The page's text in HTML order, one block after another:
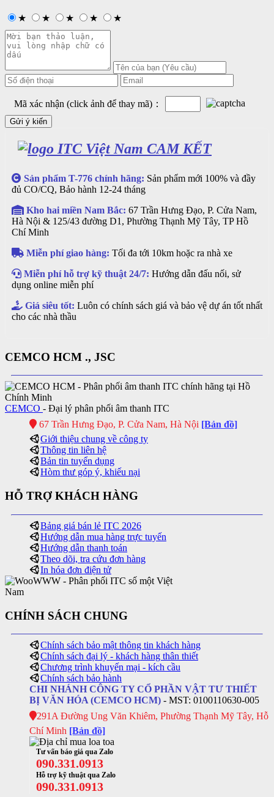
★ ★ ★ ★ ★
Mã xác nhận (click ảnh để thay mã)：
CAM KẾT
Sản phẩm T-776 chính hãng: Sản phẩm mới 100% và đầy
đủ CO/CQ, Bảo hành 12-24 tháng
Kho hai miền Nam Bắc: 67 Trần Hưng Đạo, P. Cửa Nam,
Hà Nội & 125/43 đường D1, Phường Thạnh Mỹ Tây, TP Hồ
Chí Minh
Miễn phí giao hàng: Tối đa tới 10km hoặc ra nhà xe
Miễn phí hỗ trợ kỹ thuật 24/7: Hướng dẫn đấu nối, sử
dụng online miễn phí
Giá siêu tốt: Luôn có chính sách giá và bảo vệ dự án tốt nhất
cho các nhà thầu
CEMCO HCM ., JSC
CEMCO - Đại lý phân phối âm thanh ITC
67 Trần Hưng Đạo, P. Cửa Nam, Hà Nội [Bản đồ]
Giới thiệu chung về công ty
Thông tin liên hệ
Bản tin tuyển dụng
Hòm thư góp ý, khiếu nại
HỖ TRỢ KHÁCH HÀNG
Bảng giá bán lẻ ITC 2026
Hướng dẫn mua hàng trực tuyến
Hướng dẫn thanh toán
Theo dõi, tra cứu đơn hàng
In hóa đơn điện tử
CHÍNH SÁCH CHUNG
Chính sách bảo mật thông tin khách hàng
Chính sách đại lý - khách hàng thân thiết
Chương trình khuyến mại - kích cầu
Chính sách bảo hành
CHI NHÁNH CÔNG TY CỔ PHẦN VẬT TƯ THIẾT
BỊ VĂN HÓA (CEMCO HCM) - MST: 0100110630-005
291A Đường Ung Văn Khiêm, Phường Thạnh Mỹ Tây, Hỗ
Chí Minh [Bản đồ]
Tư vấn báo giá qua Zalo
090.331.0913
Hỗ trợ kỹ thuật qua Zalo
090.331.0913